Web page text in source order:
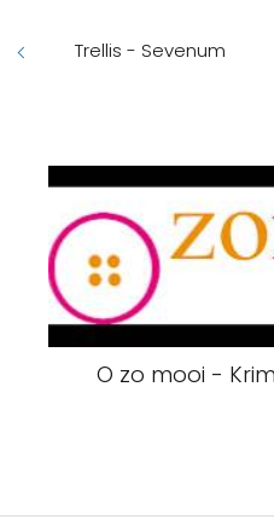
Trellis - Sevenum
O zo mooi -